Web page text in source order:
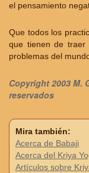
el pensamiento
Que todos los
que tienen de traer
problemas del
Copyright 2003 M.
reservados
Mira también:
Acerca de Babaji
Acerca del Kriya
Artículos sobre